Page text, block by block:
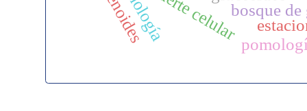
bosque de